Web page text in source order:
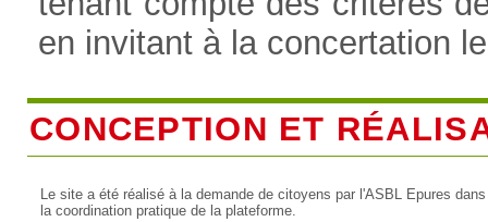
en invitant à la concertation
CONCEPTION ET
Le site a été réalisé à la demande de citoyens par l'ASBL Epures
la coordination pratique de la plateforme.